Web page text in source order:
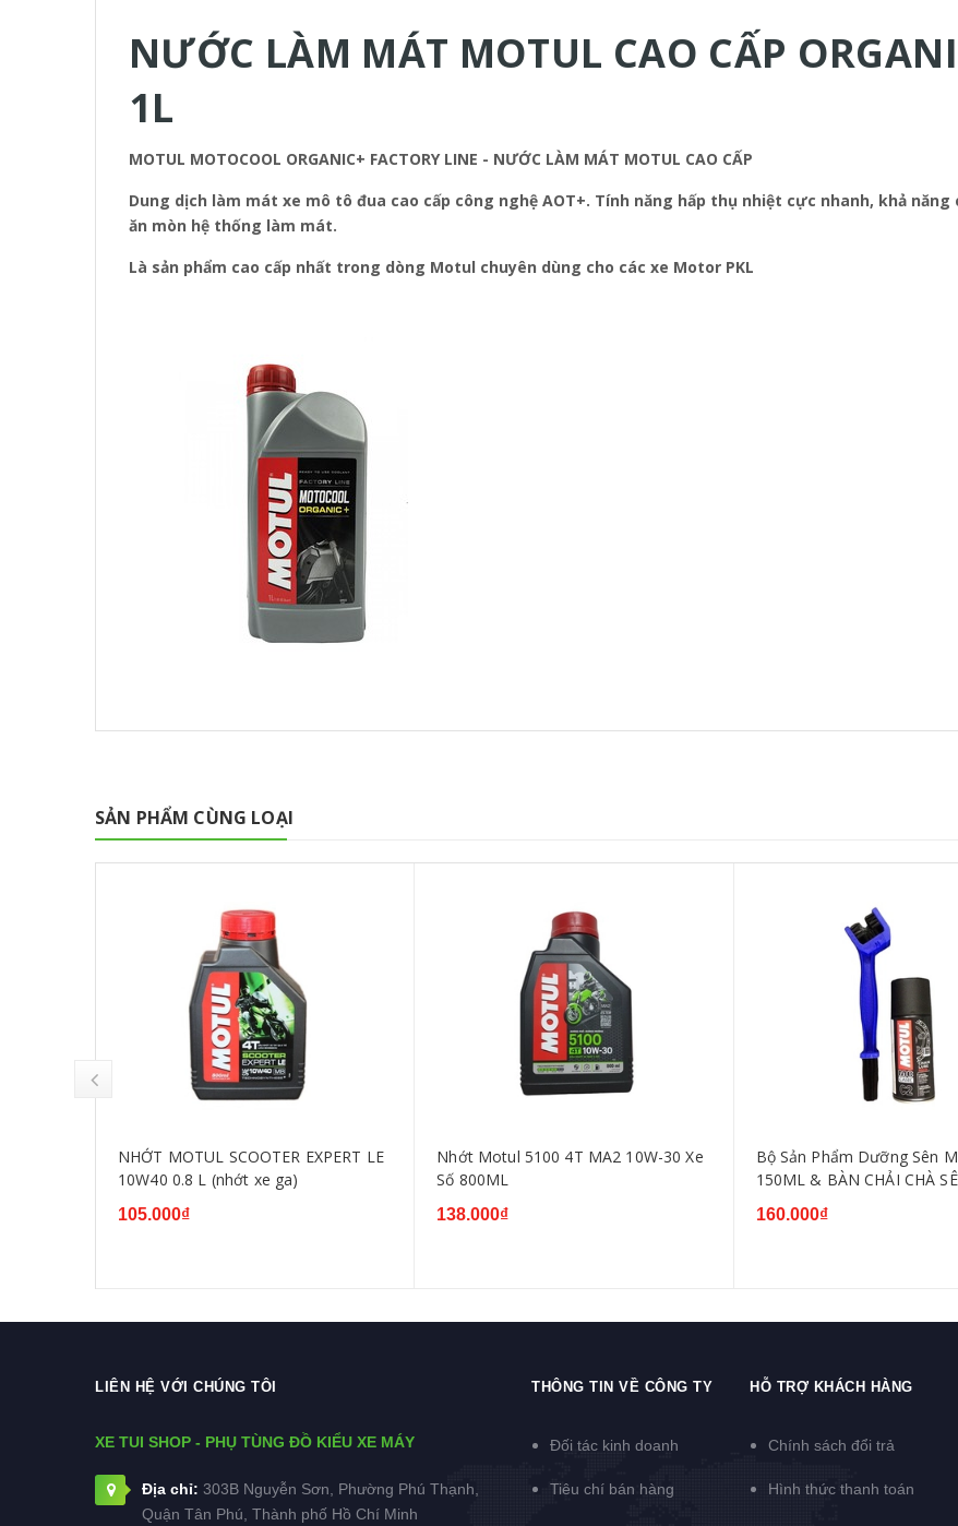
NƯỚC LÀM MÁT MOTUL CAO CẤP
1L
MOTUL MOTOCOOL ORGANIC+ FACTORY LINE - NƯỚC LÀM MÁT MOTUL CAO CẤP
Dung dịch làm mát xe mô tô đua cao cấp công nghệ AOT+. Tính năng hấp thụ nhiệt cực nhanh, khả
ăn mòn hệ thống làm mát.
Là sản phẩm cao cấp nhất trong dòng Motul chuyên dùng cho các xe Motor PKL
SẢN PHẨM CÙNG LOẠI
NHỚT MOTUL SCOOTER EXPERT LE
10W40 0.8 L (nhớt xe ga)
105.000₫
Nhớt Motul 5100 4T MA2 10W-30 Xe
Số 800ML
138.000₫
Bộ Sản Phẩm Dưỡng Sên
150ML & BÀN CHẢI CHÀ
160.000₫
LIÊN HỆ VỚI CHÚNG TÔI
XE TUI SHOP - PHỤ TÙNG ĐỒ KIỂU XE MÁY
Địa chỉ: 303B Nguyễn Sơn, Phường Phú Thạnh,
Quận Tân Phú, Thành phố Hồ Chí Minh
THÔNG TIN VỀ CÔNG TY
Đối tác kinh doanh
Tiêu chí bán hàng
HỖ TRỢ KHÁCH HÀNG
Chính sách đổi trả
Hình thức thanh toán